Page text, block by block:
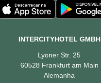
INTERCITYHOTEL GMBH
Lyoner Str. 25
60528 Frankfurt am Main
Alemanha